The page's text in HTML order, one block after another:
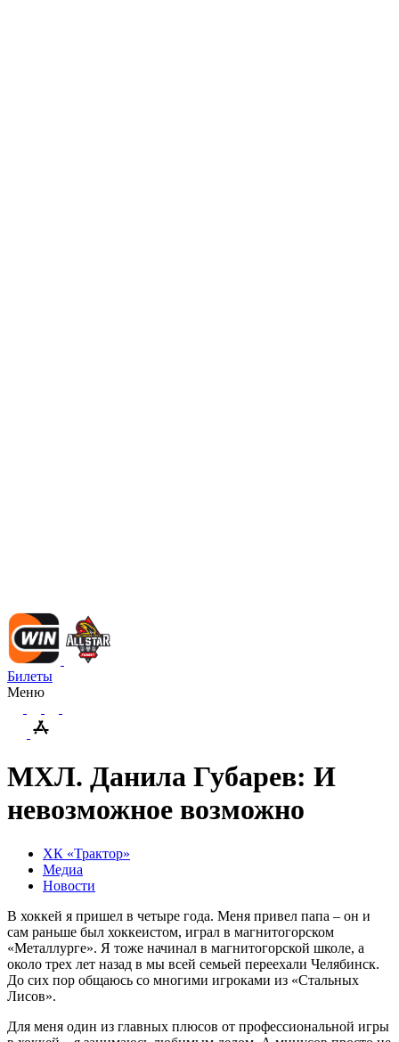
Билеты
Меню
МХЛ. Данила Губарев: И
невозможное возможно
ХК «Трактор»
Медиа
Новости
В хоккей я пришел в четыре года. Меня привел папа – он и
сам раньше был хоккеистом, играл в магнитогорском
«Металлурге». Я тоже начинал в магнитогорской школе, а
около трех лет назад в мы всей семьей переехали Челябинск.
До сих пор общаюсь со многими игроками из «Стальных
Лисов».
Для меня один из главных плюсов от профессиональной игры